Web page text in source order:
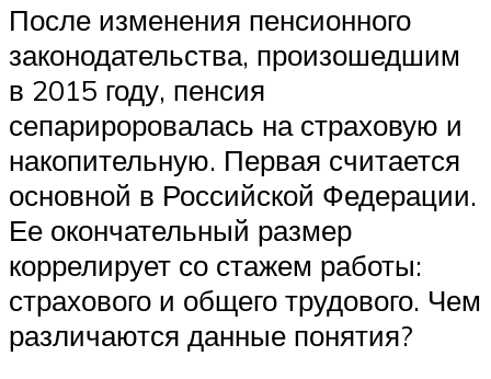
После изменения пенсионного
законодательства, произошедшим
в 2015 году, пенсия
сепарироровалась на страховую и
накопительную. Первая считается
основной в Российской Федерации.
Ее окончательный размер
коррелирует со стажем работы:
страхового и общего трудового. Чем
различаются данные понятия?